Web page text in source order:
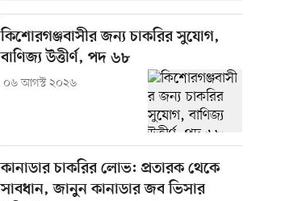
কিশোরগঞ্জবাসীর জন্য চাকরির সুযোগ,
বাণিজ্য উত্তীর্ণ, পদ ৬৮
০৬ আগস্ট ২০২৬
কানাডার চাকরির লোভ: প্রতারক থেকে
সাবধান, জানুন কানাডার জব ভিসার